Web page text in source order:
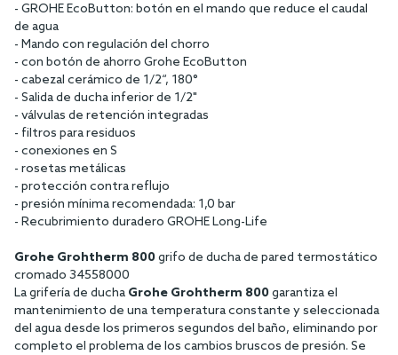
- GROHE EcoButton: botón en el mando que reduce el caudal
de agua
- Mando con regulación del chorro
- con botón de ahorro Grohe EcoButton
- cabezal cerámico de 1/2“, 180°
- Salida de ducha inferior de 1/2"
- válvulas de retención integradas
- filtros para residuos
- conexiones en S
- rosetas metálicas
- protección contra reflujo
- presión mínima recomendada: 1,0 bar
- Recubrimiento duradero GROHE Long-Life
Grohe Grohtherm 800 grifo de ducha de pared termostático
cromado 34558000
La grifería de ducha Grohe Grohtherm 800 garantiza el
mantenimiento de una temperatura constante y seleccionada
del agua desde los primeros segundos del baño, eliminando por
completo el problema de los cambios bruscos de presión. Se